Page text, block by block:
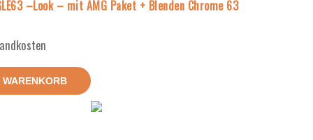
–Look – mit AMG Paket + Blenden Chrome 63
WARENKORB